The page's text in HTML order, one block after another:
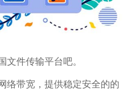
文件传输平台吧。
络带宽，提供稳定安全的的